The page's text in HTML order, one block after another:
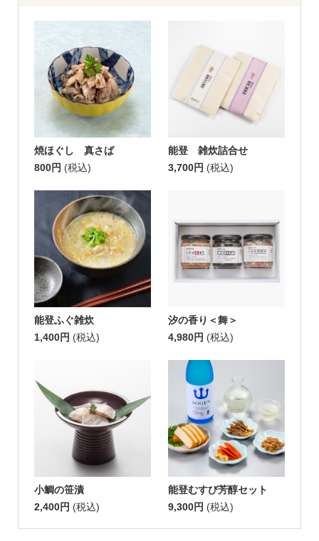
焼ほぐし 真さば
800円 (税込)
能登 雑炊詰合せ
3,700円 (税込)
能登ふぐ雑炊
1,400円 (税込)
汐の香り＜舞＞
4,980円 (税込)
小鯛の笹漬
2,400円 (税込)
能登むすび芳醇セット
9,300円 (税込)